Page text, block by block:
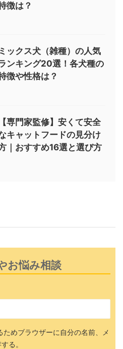
徴は？
ミックス犬（雑種）の人気
ンキング20選！各犬種の
徴や性格は？
【専門家監修】安くて安全
キャットフードの見分け
｜おすすめ16選と選び方
お悩み相談
ためブラウザーに自分の名前、メ
る。